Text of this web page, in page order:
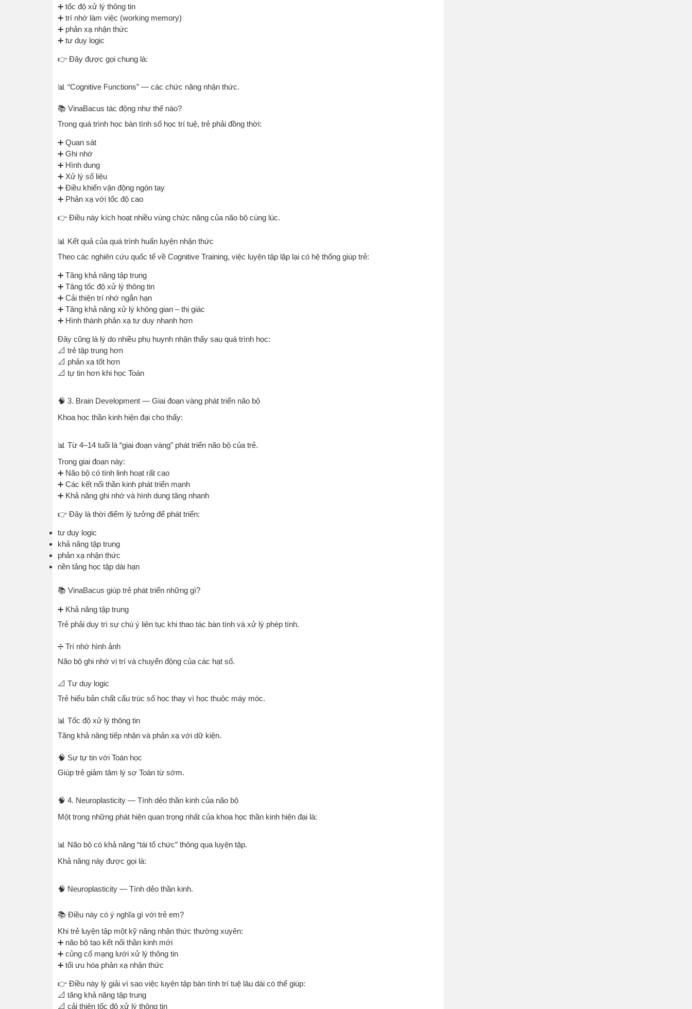
➕ tốc độ xử lý thông tin
➕ trí nhớ làm việc (working memory)
➕ phản xạ nhận thức
➕ tư duy logic
👉 Đây được gọi chung là:
📊 “Cognitive Functions” — các chức năng nhận thức.
📚 VinaBacus tác động như thế nào?
Trong quá trình học bàn tính số học trí tuệ, trẻ phải đồng thời:
➕ Quan sát
➕ Ghi nhớ
➕ Hình dung
➕ Xử lý số liệu
➕ Điều khiển vận động ngón tay
➕ Phản xạ với tốc độ cao
👉 Điều này kích hoạt nhiều vùng chức năng của não bộ cùng lúc.
📊 Kết quả của quá trình huấn luyện nhận thức
Theo các nghiên cứu quốc tế về Cognitive Training, việc luyện tập lặp lại có hệ thống giúp trẻ:
➕ Tăng khả năng tập trung
➕ Tăng tốc độ xử lý thông tin
➕ Cải thiện trí nhớ ngắn hạn
➕ Tăng khả năng xử lý không gian – thị giác
➕ Hình thành phản xạ tư duy nhanh hơn
Đây cũng là lý do nhiều phụ huynh nhận thấy sau quá trình học:
📐 trẻ tập trung hơn
📐 phản xạ tốt hơn
📐 tự tin hơn khi học Toán
🧠 3. Brain Development — Giai đoạn vàng phát triển não bộ
Khoa học thần kinh hiện đại cho thấy:
📊 Từ 4–14 tuổi là “giai đoạn vàng” phát triển não bộ của trẻ.
Trong giai đoạn này:
➕ Não bộ có tính linh hoạt rất cao
➕ Các kết nối thần kinh phát triển mạnh
➕ Khả năng ghi nhớ và hình dung tăng nhanh
👉 Đây là thời điểm lý tưởng để phát triển:
tư duy logic
khả năng tập trung
phản xạ nhận thức
nền tảng học tập dài hạn
📚 VinaBacus giúp trẻ phát triển những gì?
➕ Khả năng tập trung
Trẻ phải duy trì sự chú ý liên tục khi thao tác bàn tính và xử lý phép tính.
➗ Trí nhớ hình ảnh
Não bộ ghi nhớ vị trí và chuyển động của các hạt số.
📐 Tư duy logic
Trẻ hiểu bản chất cấu trúc số học thay vì học thuộc máy móc.
📊 Tốc độ xử lý thông tin
Tăng khả năng tiếp nhận và phản xạ với dữ kiện.
🧠 Sự tự tin với Toán học
Giúp trẻ giảm tâm lý sợ Toán từ sớm.
🧠 4. Neuroplasticity — Tính dẻo thần kinh của não bộ
Một trong những phát hiện quan trọng nhất của khoa học thần kinh hiện đại là:
📊 Não bộ có khả năng “tái tổ chức” thông qua luyện tập.
Khả năng này được gọi là:
🧠 Neuroplasticity — Tính dẻo thần kinh.
📚 Điều này có ý nghĩa gì với trẻ em?
Khi trẻ luyện tập một kỹ năng nhận thức thường xuyên:
➕ não bộ tạo kết nối thần kinh mới
➕ củng cố mạng lưới xử lý thông tin
➕ tối ưu hóa phản xạ nhận thức
👉 Điều này lý giải vì sao việc luyện tập bàn tính trí tuệ lâu dài có thể giúp:
📐 tăng khả năng tập trung
📐 cải thiện tốc độ xử lý thông tin